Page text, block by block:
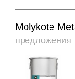
Molykote
предложения